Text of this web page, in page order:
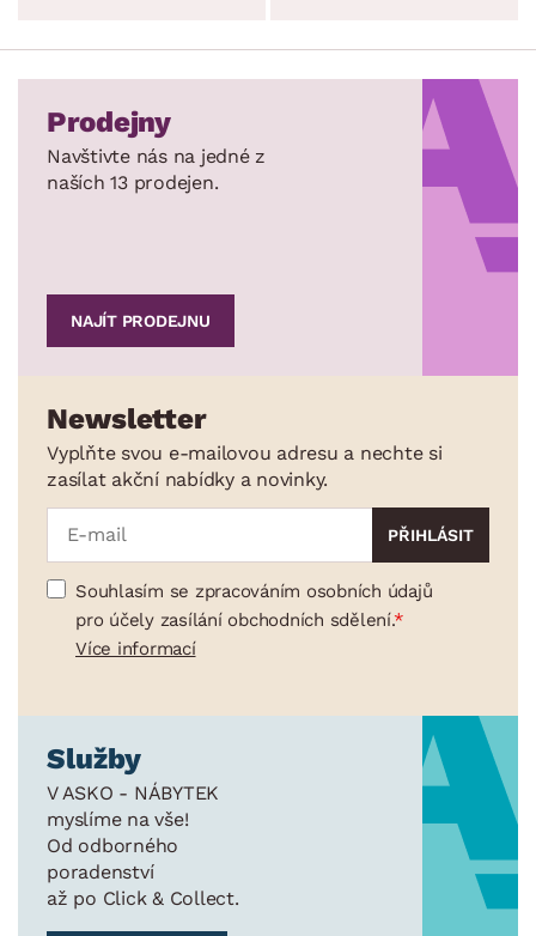
Prodejny
Navštivte nás na jedné z
naších 13 prodejen.
NAJÍT PRODEJNU
Newsletter
Vyplňte svou e-mailovou adresu a nechte si
zasílat akční nabídky a novinky.
Souhlasím se zpracováním osobních údajů
pro účely zasílání obchodních sdělení.
Více informací
Služby
V ASKO - NÁBYTEK
myslíme na vše!
Od odborného
poradenství
až po Click & Collect.